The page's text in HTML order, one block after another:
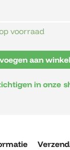
voorraad
aan
in onze